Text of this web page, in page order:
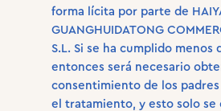
forma lícita por parte de
GUANGHUIDATONG
S.L. Si se ha cumplido menos
entonces será necesario
consentimiento de los
el tratamiento, y esto solo se